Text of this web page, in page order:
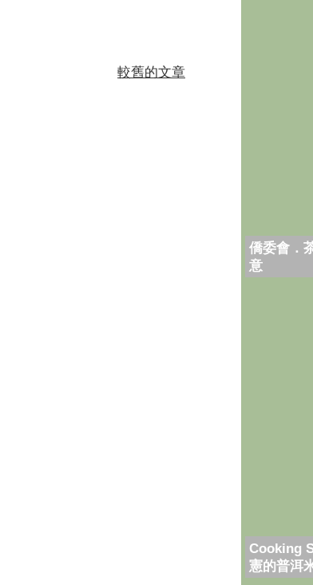
較舊的文章
僑委會．
意
Cooking
憲的普洱